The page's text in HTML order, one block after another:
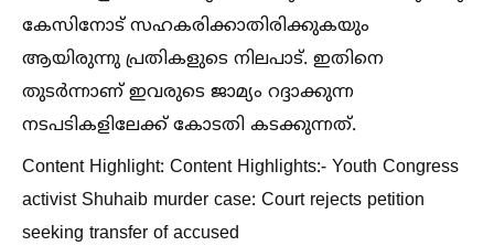
കേസിനോട് സഹകരിക്കാതിരിക്കുകയും
ആയിരുന്നു പ്രതികളുടെ നിലപാട്. ഇതിനെ
തുടർന്നാണ് ഇവരുടെ ജാമ്യം റദ്ദാക്കുന്ന
നടപടികളിലേക്ക് കോടതി കടക്കുന്നത്.
Content Highlight: Content Highlights:- Youth Congress
activist Shuhaib murder case: Court rejects petition
seeking transfer of accused